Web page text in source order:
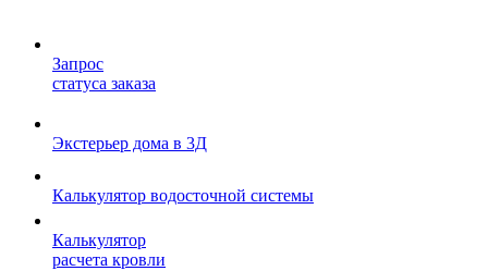
Запрос
статуса заказа
Экстерьер дома в 3Д
Калькулятор водосточной системы
Калькулятор
расчета кровли